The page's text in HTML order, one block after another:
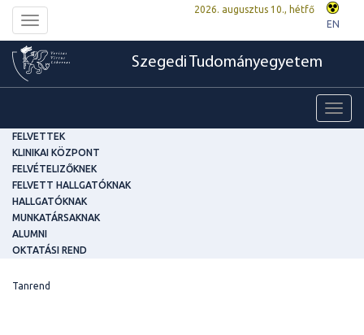
Toggle
navigation
2026. augusztus 10., hétfő
EN
Szegedi Tudományegyetem
FELVETTEK
KLINIKAI KÖZPONT
FELVÉTELIZŐKNEK
FELVETT HALLGATÓKNAK
HALLGATÓKNAK
MUNKATÁRSAKNAK
ALUMNI
OKTATÁSI REND
Tanrend